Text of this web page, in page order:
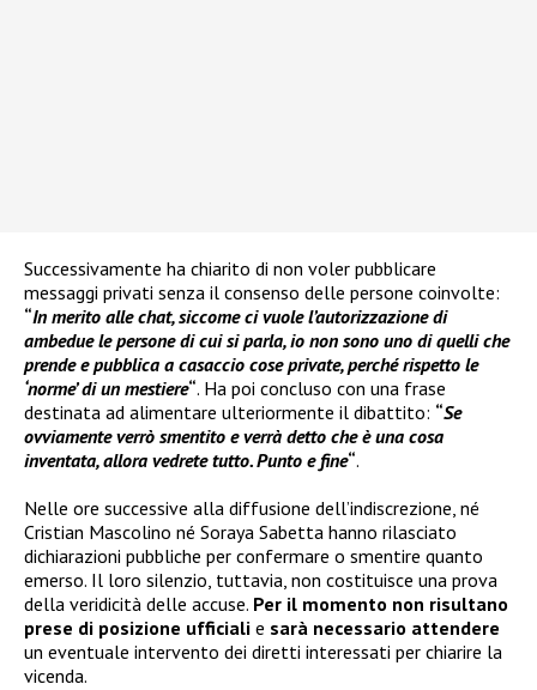
Successivamente ha chiarito di non voler pubblicare
messaggi privati senza il consenso delle persone coinvolte:
“In merito alle chat, siccome ci vuole l’autorizzazione di
ambedue le persone di cui si parla, io non sono uno di quelli che
prende e pubblica a casaccio cose private, perché rispetto le
‘norme’ di un mestiere“. Ha poi concluso con una frase
destinata ad alimentare ulteriormente il dibattito: “Se
ovviamente verrò smentito e verrà detto che è una cosa
inventata, allora vedrete tutto. Punto e fine“.
Nelle ore successive alla diffusione dell’indiscrezione, né
Cristian Mascolino né Soraya Sabetta hanno rilasciato
dichiarazioni pubbliche per confermare o smentire quanto
emerso. Il loro silenzio, tuttavia, non costituisce una prova
della veridicità delle accuse. Per il momento non risultano
prese di posizione ufficiali e sarà necessario attendere
un eventuale intervento dei diretti interessati per chiarire la
vicenda.